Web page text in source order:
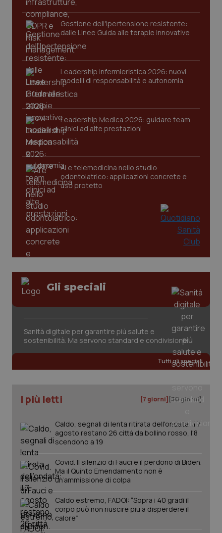
Gestione dell'Ipertensione resistente:
dalle Linee Guida alle terapie innovative
Leadership Infermieristica 2026: nuovi
modelli di responsabilità e autonomia
Leadership Medica 2026: guidare team
clinici ad alte prestazioni
AI e telemedicina nello studio
odontoiatrico: applicazioni concrete e
uso protetto
Gli speciali
Sanità digitale per garantire più salute e
sostenibilità. Ma servono standard e condivisione
Tutti gli speciali
I più letti [7 giorni] [30 giorni]
Caldo, segnali di lenta ritirata dell'ondata: il 7
agosto restano 26 città da bollino rosso, l'8
scendono a 19
Covid. Il silenzio di Fauci e il perdono di Biden.
Ma il Quinto Emendamento non è
un’ammissione di colpa
Caldo estremo, FADOI: “Sopra i 40 gradi il
corpo può non riuscire più a disperdere il
calore”
funzionare correttamente senza questi cookie.
Nome
Fornitore/ Dominio
VISITOR_PRIVACY_METADATA
YouTube
CookieScriptConsent
www.quotidianosanita.it
tracking-sites-ironfish-
www.quotidianosanita.it
_ga
Google LLC